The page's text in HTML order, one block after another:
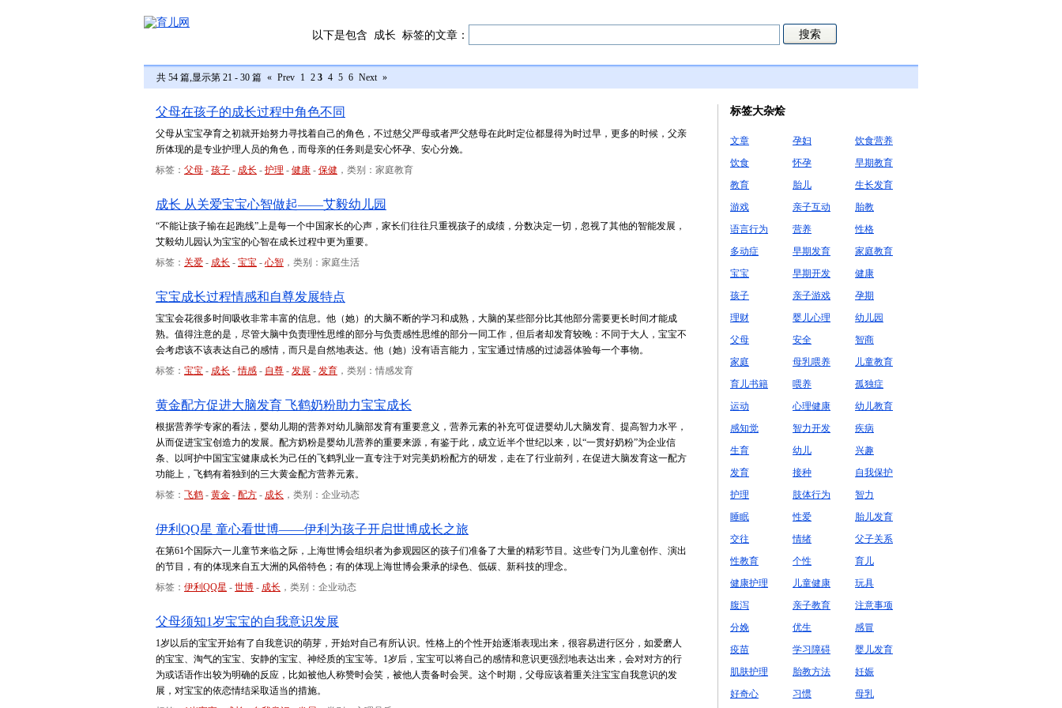
以下是包含 成长 标签的文章：
共 54 篇,显示第 21 - 30 篇 « Prev 1 2 3 4 5 6 Next »
父母在孩子的成长过程中角色不同
父母从宝宝孕育之初就开始努力寻找着自己的角色，不过慈父严母或者严父慈母在此时定位都显得为时过早，更多的时候，父亲
所体现的是专业护理人员的角色，而母亲的任务则是安心怀孕、安心分娩。
标签： 父母 - 孩子 - 成长 - 护理 - 健康 - 保健 ，类别：家庭教育
成长 从关爱宝宝心智做起——艾毅幼儿园
“不能让孩子输在起跑线”上是每一个中国家长的心声，家长们往往只重视孩子的成绩，分数决定一切，忽视了其他的智能发展，
艾毅幼儿园认为宝宝的心智在成长过程中更为重要。
标签： 关爱 - 成长 - 宝宝 - 心智 ，类别：家庭生活
宝宝成长过程情感和自尊发展特点
宝宝会花很多时间吸收非常丰富的信息。他（她）的大脑不断的学习和成熟，大脑的某些部分比其他部分需要更长时间才能成
熟。值得注意的是，尽管大脑中负责理性思维的部分与负责感性思维的部分一同工作，但后者却发育较晚：不同于大人，宝宝不
会考虑该不该表达自己的感情，而只是自然地表达。他（她）没有语言能力，宝宝通过情感的过滤器体验每一个事物。
标签： 宝宝 - 成长 -情感 - 自尊 - 发展 - 发育 ，类别：情感发育
黄金配方促进大脑发育 飞鹤奶粉助力宝宝成长
根据营养学专家的看法，婴幼儿期的营养对幼儿脑部发育有重要意义，营养元素的补充可促进婴幼儿大脑发育、提高智力水平，
从而促进宝宝创造力的发展。配方奶粉是婴幼儿营养的重要来源，有鉴于此，成立近半个世纪以来，以“一贯好奶粉”为企业信
条、以呵护中国宝宝健康成长为己任的飞鹤乳业一直专注于对完美奶粉配方的研发，走在了行业前列，在促进大脑发育这一配方
功能上，飞鹤有着独到的三大黄金配方营养元素。
标签： 飞鹤 - 黄金 - 配方 - 成长 ，类别：企业动态
伊利QQ星 童心看世博——伊利为孩子开启世博成长之旅
在第61个国际六一儿童节来临之际，上海世博会组织者为参观园区的孩子们准备了大量的精彩节目。这些专门为儿童创作、演出
的节目，有的体现来自五大洲的风俗特色；有的体现上海世博会秉承的绿色、低碳、新科技的理念。
标签： 伊利QQ星 - 世博 - 成长 ，类别：企业动态
父母须知1岁宝宝的自我意识发展
1岁以后的宝宝开始有了自我意识的萌芽，开始对自己有所认识。性格上的个性开始逐渐表现出来，很容易进行区分，如爱磨人
的宝宝、淘气的宝宝、安静的宝宝、神经质的宝宝等。1岁后，宝宝可以将自己的感情和意识更强烈地表达出来，会对对方的行
为或话语作出较为明确的反应，比如被他人称赞时会笑，被他人责备时会哭。这个时期，父母应该着重关注宝宝自我意识的发
展，对宝宝的依恋情结采取适当的措施。
标签大杂烩
文章 孕妇
饮食营养
饮食
怀孕
早期教育
教育
胎儿
生长发育
游戏
亲子互动
胎教
语言行为
营养
性格
多动症
早期发育
家庭教育
宝宝
早期开发
健康
孩子
亲子游戏
孕期
理财
婴儿心理
幼儿园
父母
安全
智商
家庭
母乳喂养
儿童教育
育儿书籍
喂养
孤独症
运动
心理健康
幼儿教育
感知觉
智力开发
疾病
生育
幼儿
兴趣
发育
接种
自我保护
护理
肢体行为
智力
睡眠
性爱
胎儿发育
交往
情绪
父子关系
性教育
个性
育儿
健康护理
儿童健康
玩具
腹泻
亲子教育
注意事项
分娩
优生
感冒
疫苗
学习障碍
婴儿发育
肌肤护理
胎教方法
妊娠
好奇心
习惯
母乳